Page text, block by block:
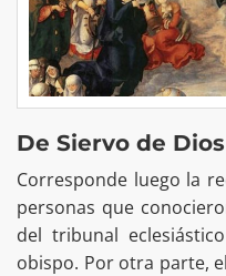
De Siervo de
Corresponde luego la
personas que
del tribunal
obispo. Por otra parte,